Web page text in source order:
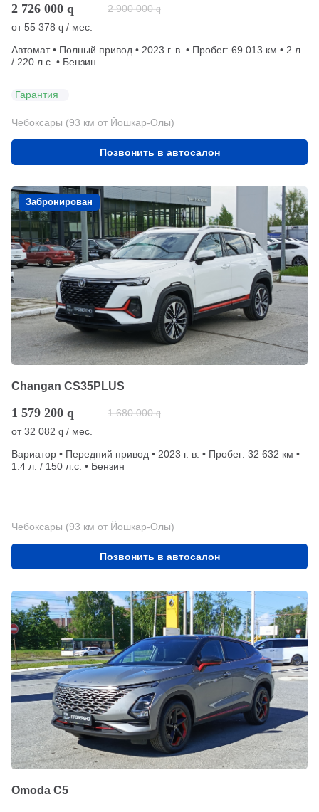
2 726 000 q 2 900 000 q
от55 378 q / мес.
Автомат • Полный привод • 2023 г. в. • Пробег: 69 013 км • 2 л.
/ 220 л.с. • Бензин
Гарантия
Чебоксары (93 км от Йошкар-Олы)
Позвонить в автосалон
Забронирован
Changan CS35PLUS
1 579 200 q 1 680 000 q
от32 082 q / мес.
Вариатор • Передний привод • 2023 г. в. • Пробег: 32 632 км •
1.4 л. / 150 л.с. • Бензин
Чебоксары (93 км от Йошкар-Олы)
Позвонить в автосалон
Omoda C5